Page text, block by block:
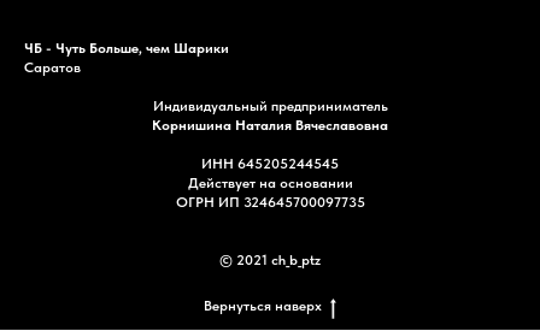
ЧБ - Чуть Больше, чем Шарики
Саратов
Индивидуальный предприниматель
Корнишина Наталия Вячеславовна
ИНН 645205244545
Действует на основании
ОГРН ИП 324645700097735
© 2021 ch_b_ptz
Вернуться наверх